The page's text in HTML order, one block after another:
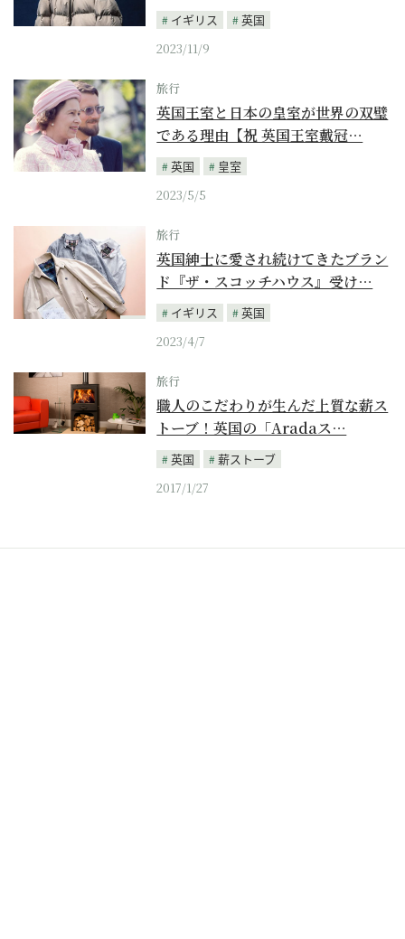
イギリス
英国
2023/11/9
旅行
英国王室と日本の皇室が世界の双璧
である理由【祝 英国王室戴冠…
英国
皇室
2023/5/5
PR
旅行
英国紳士に愛され続けてきたブラン
ド『ザ・スコッチハウス』受け…
イギリス
英国
2023/4/7
旅行
職人のこだわりが生んだ上質な薪ス
トーブ！英国の「Aradaス…
英国
薪ストーブ
2017/1/27